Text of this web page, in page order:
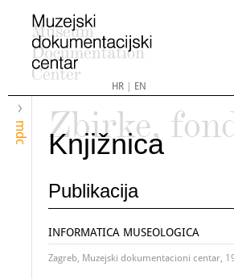
HR| EN
mdc
Zbirke,
Knjižnica
Publikacija
INFORMATICA MUSEOLOGICA
Zagreb, Muzejski dokumentacioni centar,